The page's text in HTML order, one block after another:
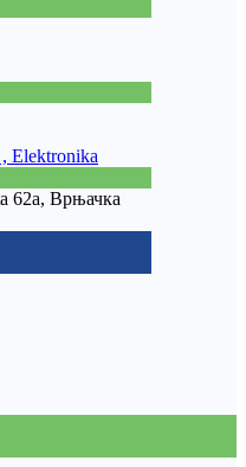
Elektronika
62a, Врњачка